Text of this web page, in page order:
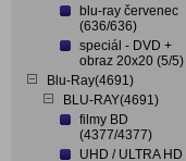
blu-ray červenec
(636/636)
speciál - DVD +
obraz 20x20 (5/5)
Blu-Ray(4691)
BLU-RAY(4691)
filmy BD
(4377/4377)
UHD / ULTRA HD